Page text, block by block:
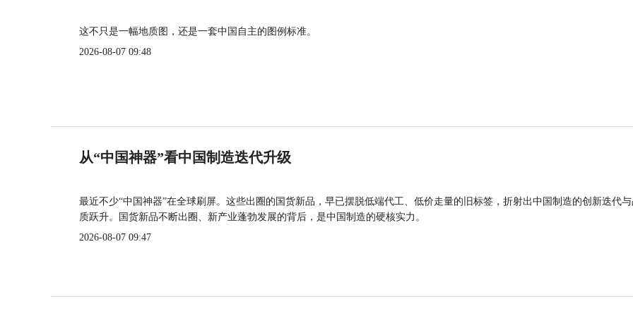
这不只是一幅地质图，还是一套中国自主的图例标准。
2026-08-07 09:48
从“中国神器”看中国制造迭代升级
最近不少“中国神器”在全球刷屏。这些出圈的国货新品，早已摆脱低端代工、低价走量的旧标签，折射出中国制造的创新迭代
质跃升。国货新品不断出圈、新产业蓬勃发展的背后，是中国制造的硬核实力。
2026-08-07 09:47